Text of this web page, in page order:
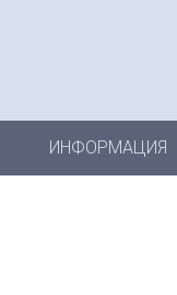
ИНФОРМАЦИЯ